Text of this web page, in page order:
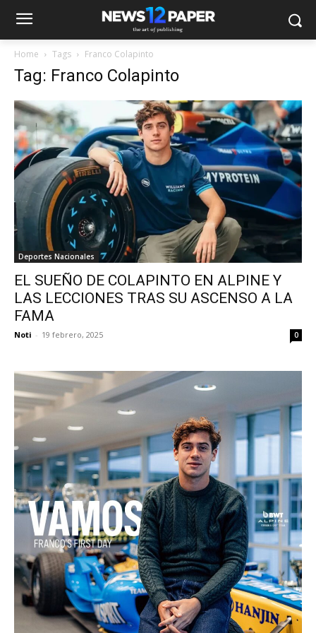
Home Tags Franco Colapinto
Tag: Franco Colapinto
Deportes Nacionales
EL SUEÑO DE COLAPINTO EN ALPINE Y
LAS LECCIONES TRAS SU ASCENSO A LA
FAMA
Noti - 19 febrero, 2025 0